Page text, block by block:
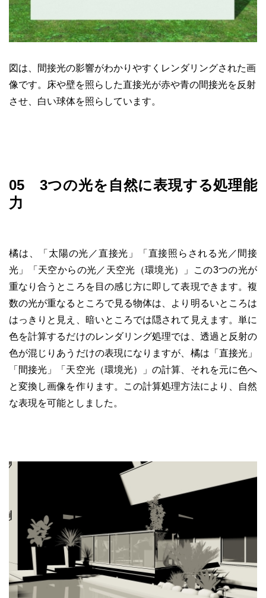
図は、間接光の影響がわかりやすくレンダリングされた画
像です。床や壁を照らした直接光が赤や青の間接光を反射
させ、白い球体を照らしています。
05 3つの光を自然に表現する処理能
力
橘は、「太陽の光／直接光」「直接照らされる光／間接
光」「天空からの光／天空光（環境光）」この3つの光が
重なり合うところを目の感じ方に即して表現できます。複
数の光が重なるところで見る物体は、より明るいところは
はっきりと見え、暗いところでは隠されて見えます。単に
色を計算するだけのレンダリング処理では、透過と反射の
色が混じりあうだけの表現になりますが、橘は「直接光」
「間接光」「天空光（環境光）」の計算、それを元に色へ
と変換し画像を作ります。この計算処理方法により、自然
な表現を可能としました。